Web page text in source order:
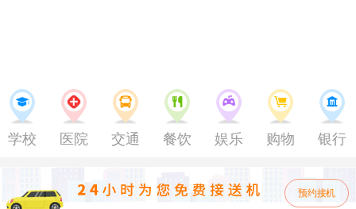
学校 医院 交通 餐饮 娱乐 购物 银行
预约接机